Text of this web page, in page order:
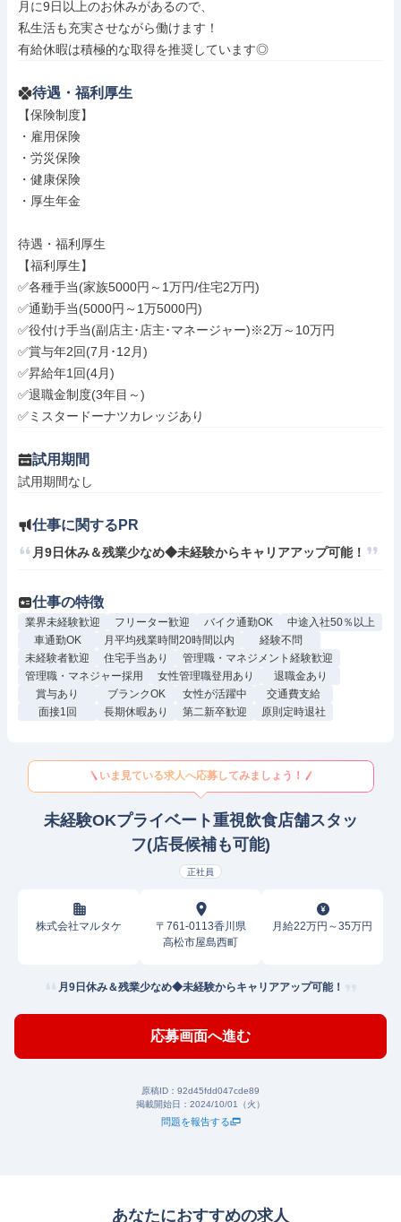
月に9日以上のお休みがあるので、
私生活も充実させながら働けます！
有給休暇は積極的な取得を推奨しています◎
待遇・福利厚生
【保険制度】
・雇用保険
・労災保険
・健康保険
・厚生年金
待遇・福利厚生
【福利厚生】
✅各種手当(家族5000円～1万円/住宅2万円)
✅通勤手当(5000円～1万5000円)
✅役付け手当(副店主･店主･マネージャー)※2万～10万円
✅賞与年2回(7月･12月)
✅昇給年1回(4月)
✅退職金制度(3年目～)
✅ミスタードーナツカレッジあり
試用期間
試用期間なし
仕事に関するPR
月9日休み＆残業少なめ◆未経験からキャリアアップ可能！
仕事の特徴
業界未経験歓迎 フリーター歓迎 バイク通勤OK
中途入社50％以上
車通勤OK
月平均残業時間20時間以内
経験不問
未経験者歓迎
住宅手当あり
管理職・マネジメント経験歓迎
管理職・マネジャー採用
女性管理職登用あり
退職金あり
賞与あり
ブランクOK 女性が活躍中
交通費支給
面接1回
長期休暇あり 第二新卒歓迎 原則定時退社
いま見ている求人へ応募してみましょう！
未経験OKプライベート重視飲食店舗スタッ
フ(店長候補も可能)
正社員
株式会社マルタケ
〒761-0113香川県
高松市屋島西町
月給22万円～35万円
月9日休み＆残業少なめ◆未経験からキャリアアップ可能！
応募画面へ進む
原稿ID： 92d45fdd047cde89
掲載開始日： 2024/10/01（火）
問題を報告する
あなたにおすすめの求人